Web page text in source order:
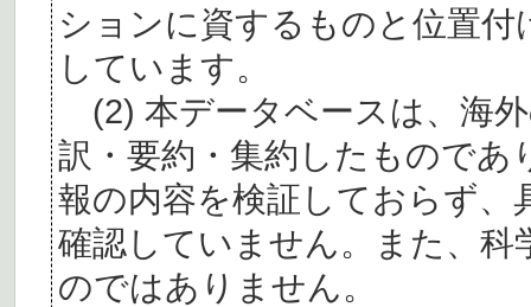
ションに資するものと位置
しています。
(2) 本データベースは、海
訳・要約・集約したものであ
報の内容を検証しておらず、
確認していません。また、
のではありません。